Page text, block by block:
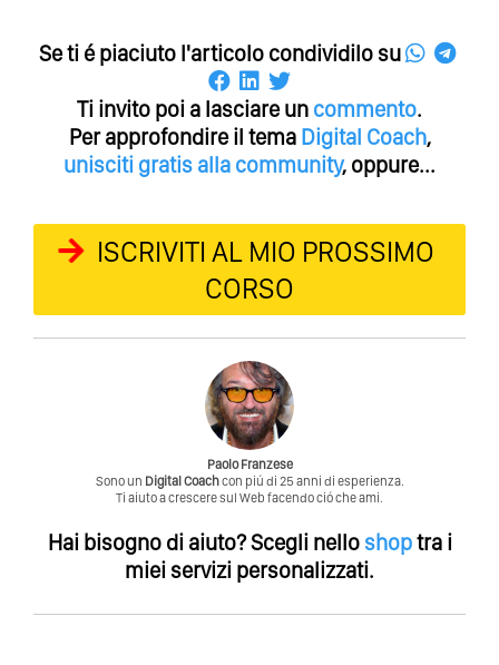
Se ti é piaciuto l'articolo condividilo su
Ti invito poi a lasciare un commento.
Per approfondire il tema Digital Coach,
unisciti gratis alla community, oppure...
ISCRIVITI AL MIO PROSSIMO
CORSO
Paolo Franzese
Sono un Digital Coachcon piú di 25 anni di esperienza.
Ti aiuto a crescere sul Web facendo ció che ami.
Hai bisogno di aiuto?Scegli nello shoptra i
miei servizi personalizzati.